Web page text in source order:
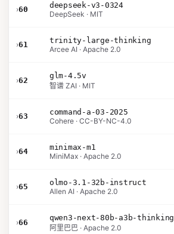
›60
deepseek-v3-0324
DeepSeek · MIT
›61
trinity-large-thinking
Arcee AI · Apache 2.0
›62
glm-4.5v
智谱 ZAI · MIT
›63
command-a-03-2025
Cohere · CC-BY-NC-4.0
›64
minimax-m1
MiniMax · Apache 2.0
›65
olmo-3.1-32b-instruct
Allen AI · Apache 2.0
›66
qwen3-next-80b-a3b-thinking
阿里巴巴 · Apache 2.0